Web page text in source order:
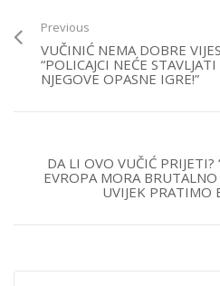
Previous
VUČINIĆ NEMA DOBRE
“POLICAJCI NEĆE
NJEGOVE OPASNE IGRE!”
DA LI OVO VUČIĆ PRIJETI?
EVROPA MORA
UVIJEK PRATIMO